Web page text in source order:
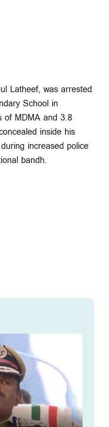
Latheef, was arrested
School in
of MDMA and 3.8
inside his
increased police
bandh.